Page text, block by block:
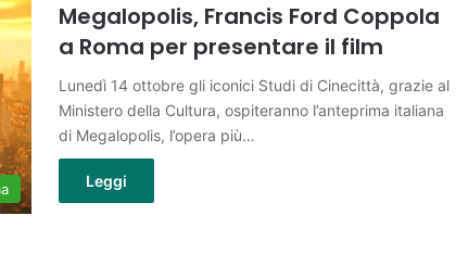
Megalopolis, Francis Ford Coppola
a Roma per presentare il film
Lunedì 14 ottobre gli iconici Studi di Cinecittà, grazie al
Ministero della Cultura, ospiteranno l’anteprima italiana
di Megalopolis, l’opera più…
Leggi